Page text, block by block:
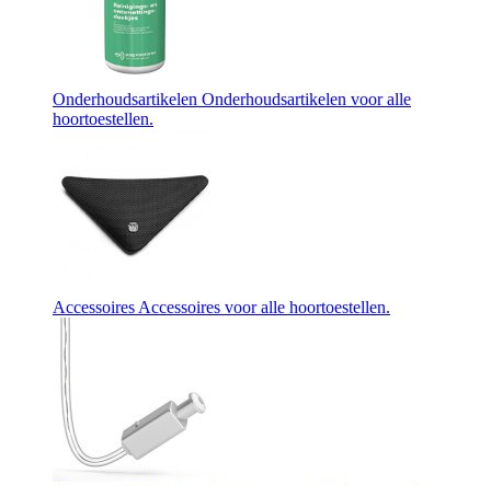
Onderhoudsartikelen Onderhoudsartikelen voor alle
hoortoestellen.
AccessoiresAccessoires voor alle hoortoestellen.